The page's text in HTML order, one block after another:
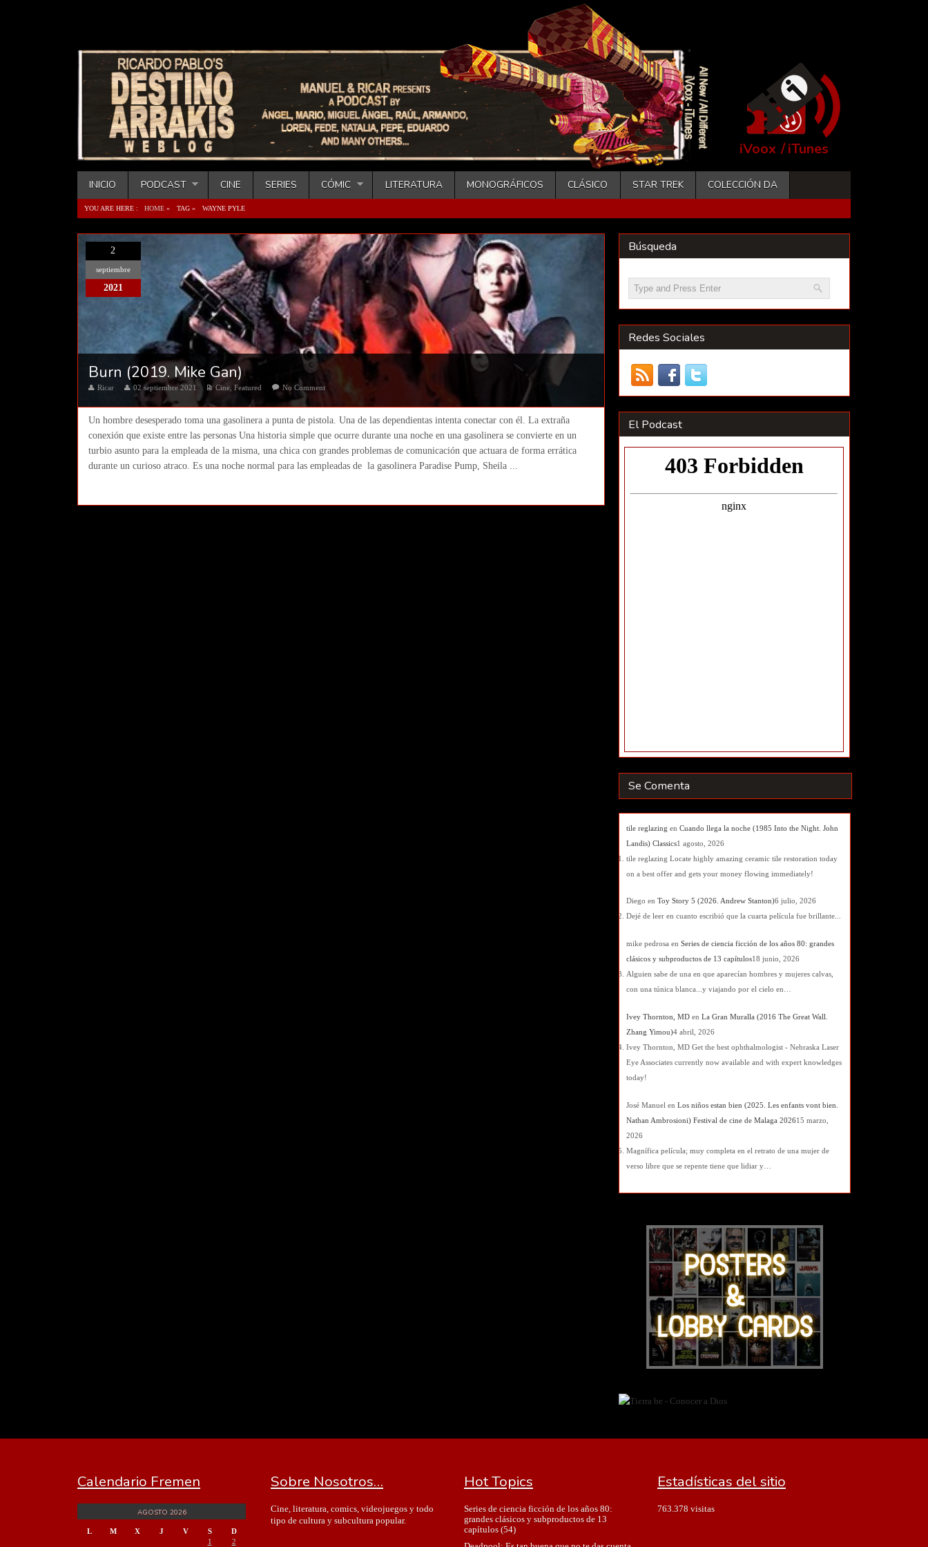
iVoox /iTunes
INICIO PODCAST CINE SERIES CÓMIC LITERATURA MONOGRÁFICOS CLÁSICO STAR TREK COLECCIÓN DA
YOU ARE HERE : HOME » TAG » WAYNE PYLE
2
septiembre
2021
Burn (2019. Mike Gan)
Ricar 02 septiembre 2021 Cine,Featured No Comment
Un hombre desesperado toma una gasolinera a punta de pistola. Una de las dependientas intenta conectar con él. La extraña
conexión que existe entre las personas Una historia simple que ocurre durante una noche en una gasolinera se convierte en un
turbio asunto para la empleada de la misma, una chica con grandes problemas de comunicación que actuara de forma errática
durante un curioso atraco. Es una noche normal para las empleadas de la gasolinera Paradise Pump, Sheila ...
Búsqueda
Redes Sociales
El Podcast
Se Comenta
tile reglazing en Cuando llega la noche (1985 Into the Night. John
Landis) Classics1 agosto, 2026
tile reglazing Locate highly amazing ceramic tile restoration today
on a best offer and gets your money flowing immediately!
Diego en Toy Story 5 (2026. Andrew Stanton)6 julio, 2026
Dejé de leer en cuanto escribió que la cuarta película fue brillante...
mike pedrosa en Series de ciencia ficción de los años 80: grandes
clásicos y subproductos de 13 capítulos18 junio, 2026
Alguien sabe de una en que aparecían hombres y mujeres calvas,
con una túnica blanca...y viajando por el cielo en…
Ivey Thornton, MD en La Gran Muralla (2016 The Great Wall.
Zhang Yimou)4 abril, 2026
Ivey Thornton, MD Get the best ophthalmologist - Nebraska Laser
Eye Associates currently now available and with expert knowledges
today!
José Manuel en Los niños estan bien (2025. Les enfants vont bien.
Nathan Ambrosioni) Festival de cine de Malaga 202615 marzo,
2026
Magnífica película; muy completa en el retrato de una mujer de
verso libre que se repente tiene que lidiar y…
Calendario Fremen
AGOSTO 2026
L M X J V S
D
1
2
Sobre Nosotros…
Cine, literatura, comics, videojuegos y todo
tipo de cultura y subcultura popular.
Hot Topics
Series de ciencia ficción de los años 80:
grandes clásicos y subproductos de 13
capítulos(54)
Estadísticas del sitio
763.378 visitas